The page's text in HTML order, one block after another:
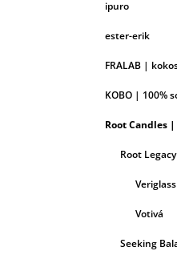
ipuro
ester-erik
FRALAB |
KOBO | 100%
Root Candles
Root
Votivá
Seeking